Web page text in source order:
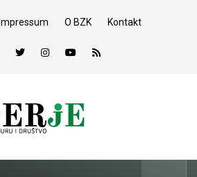
Impressum O BZK Kontakt